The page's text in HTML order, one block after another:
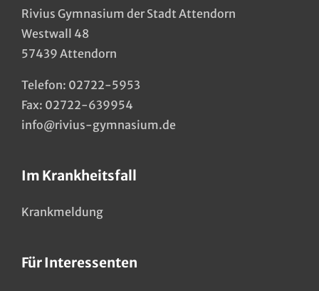
Rivius Gymnasium der Stadt Attendorn
Westwall 48
57439 Attendorn
Telefon: 02722-5953
Fax: 02722-639954
info@rivius-gymnasium.de
Im Krankheitsfall
Krankmeldung
Für Interessenten